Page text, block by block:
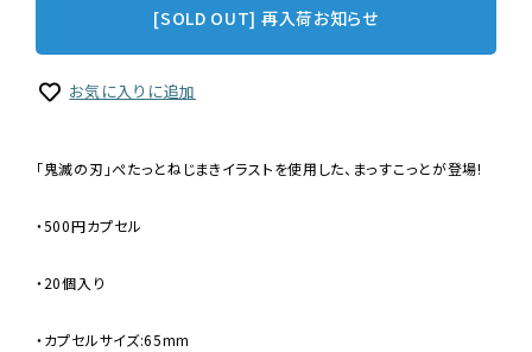
[SOLD OUT] 再入荷お知らせ
お気に入りに追加
「鬼滅の刃」ぺたっとねじまきイラストを使用した、まっすこっとが登場!
・500円カプセル
・20個入り
・カプセルサイズ:65mm